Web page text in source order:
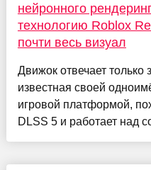
нейронного
технологию Roblox
почти весь визуал
Движок отвечает
известная своей
игровой платформой,
DLSS 5 и работает над